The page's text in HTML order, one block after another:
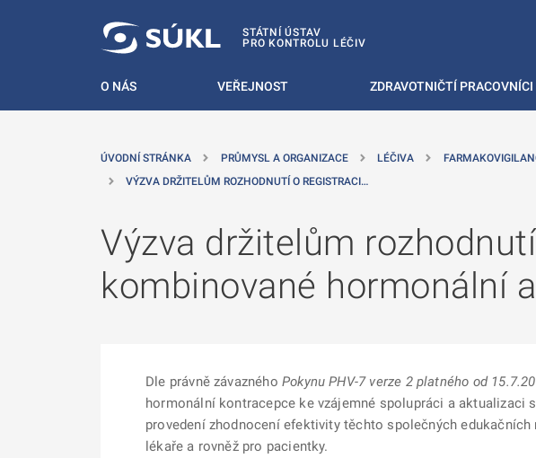
STÁTNÍ ÚSTAV
PRO KONTROLU LÉČIV
O NÁS VEŘEJNOST ZDRAVOTNIČTÍ PRACOVNÍCI
ÚVODNÍ STRÁNKA PRŮMYSL A ORGANIZACE LÉČIVA
VÝZVA DRŽITELŮM ROZHODNUTÍ O REGISTRACI…
Výzva držitelům
kombinované hormonální
Dle právně závazného Pokynu PHV-7 verze 2 platného od
hormonální kontracepce ke vzájemné spolupráci a
provedení zhodnocení efektivity těchto společných
lékaře a rovněž pro pacientky.